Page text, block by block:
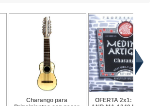
Charango para
OFERTA 2x1: MA-1230